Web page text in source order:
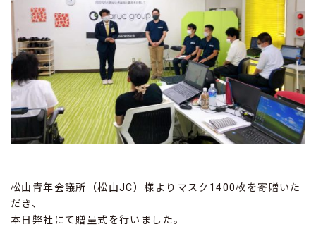
松山青年会議所（松山JC）様よりマスク1400枚を寄贈いた
だき、
本日弊社にて贈呈式を行いました。